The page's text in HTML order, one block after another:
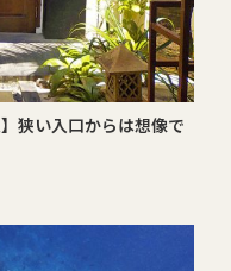
狭い入口からは想像で